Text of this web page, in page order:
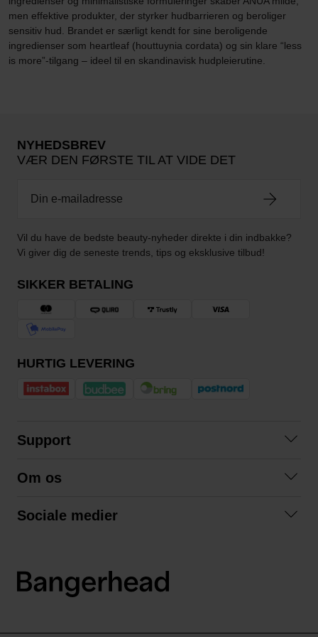
men effektive produkter, der styrker hudbarrieren og beroliger
sensitiv hud. Brandet er særligt kendt for sine beroligende
ingredienser som heartleaf (houttuynia cordata) og sin klare “less
is more”-tilgang – ideel til en skandinavisk hudpleierutine.
NYHEDSBREV
VÆR DEN FØRSTE TIL AT VIDE DET
Vil du have de bedste beauty-nyheder direkte i din indbakke?
Vi giver dig de seneste trends, tips og eksklusive tilbud!
SIKKER BETALING
HURTIG LEVERING
Support
Betingelser
Om os
Sociale medier
LinkedIn